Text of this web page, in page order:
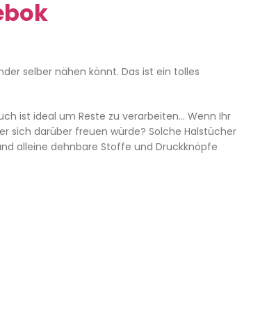
selber nähen könnt. Das ist ein tolles
ist ideal um Reste zu verarbeiten… Wenn Ihr
sich darüber freuen würde? Solche Halstücher
alleine dehnbare Stoffe und Druckknöpfe